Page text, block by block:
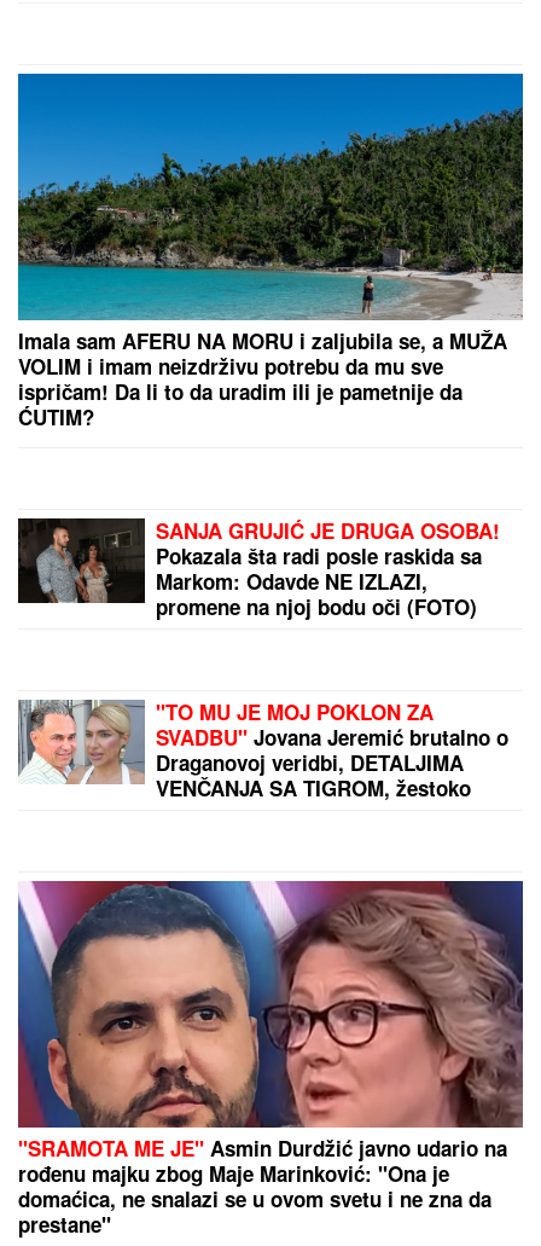
PREPORUKA ZA VAS
Eminu Jahović je jedna trauma OBELEŽILA ZA CEO
ŽIVOT, ovo malo ko zna: "Pao mi je na ruke, bilo mi
je strašno teško"
IŠLA NA OPERACIJU ZATEZANJA
STOMAKAŽena našeg pevača se
nakon tri porođaja odlučila na
hirurški zahvat: "To mi je jedna od
FILMSKA POTERA U NOVOM SADU!
"Pali" pljačkaši iz "audija": Ojadili
poznatu brzu hranu, a onda je
usledila munjevita akcija policije
Imala sam AFERU NA MORU i zaljubila se, a MUŽA
VOLIM i imam neizdrživu potrebu da mu sve
ispričam! Da li to da uradim ili je pametnije da
ĆUTIM?